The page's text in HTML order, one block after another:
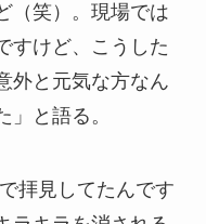
（笑）。現場では
すけど、こうした
外と元気な方なん
と語る。
拝見してたんです